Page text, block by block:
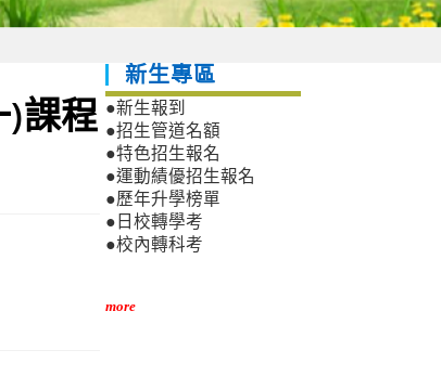
課程
新生專區
●新生報到
●招生管道名額
●特色招生報名
●運動績優招生報名
●歷年升學榜單
●日校轉學考
●校內轉科考
more